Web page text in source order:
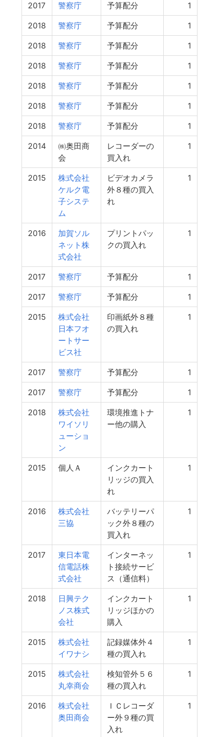
2017 警察庁 予算配分 1
2018 警察庁 予算配分 1
2018 警察庁 予算配分 1
2018 警察庁 予算配分 1
2018 警察庁 予算配分 1
2018 警察庁 予算配分 1
2018 警察庁 予算配分 1
2014
㈱奥田商
会
レコーダーの
買入れ
1
2015
株式会社
ケルク電
子システ
ム
ビデオカメラ
外８種の買入
れ
1
2016
加賀ソル
ネット株
式会社
プリントパッ
クの買入れ
1
2017 警察庁 予算配分 1
2017 警察庁 予算配分 1
2015
株式会社
日本フオ
ートサー
ビス社
印画紙外８種
の買入れ
1
2017 警察庁 予算配分 1
2017 警察庁 予算配分 1
2018
株式会社
ワイソリ
ューショ
ン
環境推進トナ
ー他の購入
1
2015 個人Ａ
インクカート
リッジの買入
れ
1
2016
株式会社
三協
バッテリーパ
ック外８種の
買入れ
1
2017
東日本電
信電話株
式会社
インターネッ
ト接続サービ
ス（通信料）
1
2018
日興テク
ノス株式
会社
インクカート
リッジほかの
購入
1
2015
株式会社
イワナシ
記録媒体外４
種の買入れ
1
2015
株式会社
丸幸商会
検知管外５６
種の買入れ
1
2016
株式会社
奥田商会
ＩＣレコーダ
ー外９種の買
入れ
1